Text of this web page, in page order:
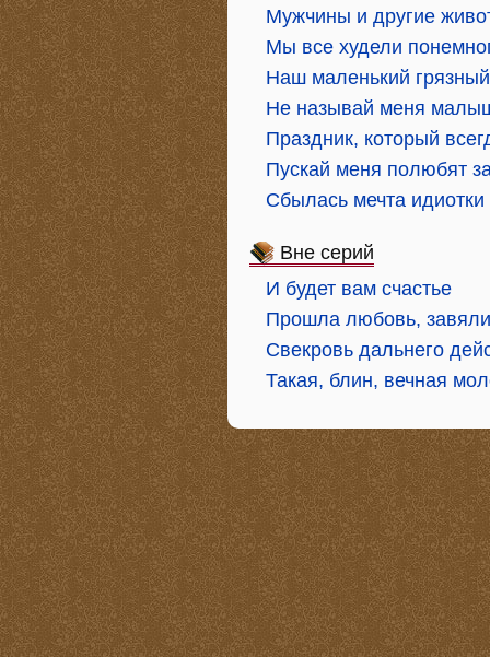
Мужчины и другие
Мы все худели
Наш маленький грязный
Не называй меня
Праздник, который
Пускай меня полюбят
Сбылась мечта идиотки
Вне серий
И будет вам счастье
Прошла любовь,
Свекровь дальнего
Такая, блин, вечная